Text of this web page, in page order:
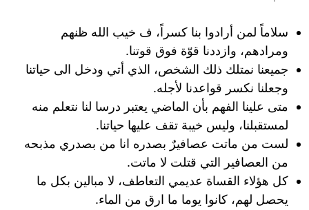
سلاماً لمن أرادوا بنا كسراً، ف خيب الله ظنهم
ومرادهم، وازددنا قوّة فوق قوتنا.
جميعنا نمتلك ذلك الشخص، الذي أتي ودخل الى حياتنا
وجعلنا نكسر قواعدنا لأجله.
متى علينا الفهم بأن الماضي يعتبر درسا لنا نتعلم منه
لمستقبلنا، وليس خيبة تقف عليها حياتنا.
لست من ماتت عصافيرٌ بصدره انا من بصدري مذبحه
من العصافير التي قتلت لا ماتت.
كل هؤلاء القساة عديمي التعاطف، لا مبالين بكل ما
يحصل لهم، كانوا يوما ما ارق من الماء.